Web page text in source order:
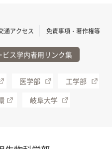
通アクセス 免責事項・著作権等
ビス学内者用リンク集
医学部
工学部
岐阜大学